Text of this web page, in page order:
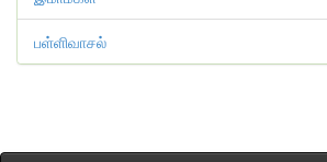
பள்ளிவாசல்